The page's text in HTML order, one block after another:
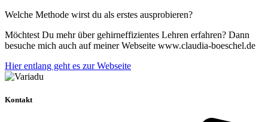
Welche Methode wirst du als erstes ausprobieren?
Möchtest Du mehr über gehirneffizientes Lehren erfahren? Dann
besuche mich auch auf meiner Webseite www.claudia-boeschel.de
Hier entlang geht es zur Webseite
Kontakt